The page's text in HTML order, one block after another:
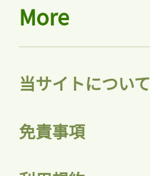
More
当サイトについて
免責事項